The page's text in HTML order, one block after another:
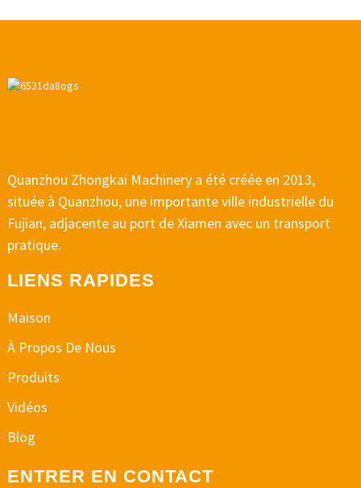
Quanzhou Zhongkai Machinery a été créée en 2013,
située à Quanzhou, une importante ville industrielle du
Fujian, adjacente au port de Xiamen avec un transport
pratique.
LIENS RAPIDES
Maison
À Propos De Nous
Produits
Vidéos
Blog
ENTRER EN CONTACT